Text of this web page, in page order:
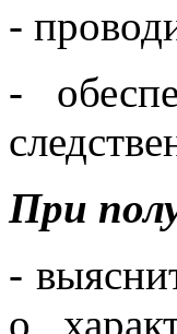
-
-
При
-
о